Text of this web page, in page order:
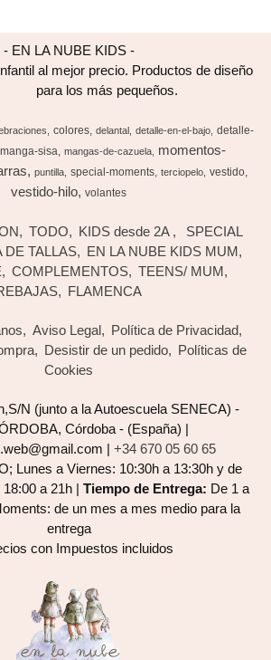
- EN LA NUBE KIDS -
al mejor precio. Productos de diseño
para los más pequeños.
colores delantal detalle-en-el-bajo
detalle-
manga-sisa mangas-de-cazuela
momentos-
puntilla special-moments terciopelo vestido
vestido-hilo volantes
TODO KIDS desde 2A
SPECIAL
DE TALLAS
EN LA NUBE KIDS MUM
COMPLEMENTOS
TEENS/ MUM
FLAMENCA
Aviso Legal
Política de Privacidad
Desistir de un pedido
Políticas de
Cookies
N (junto a la Autoescuela SENECA) -
Córdoba - (España) |
| +34 670 05 60 65
Lunes a Viernes: 10:30h a 13:30h y de
a 21h | Tiempo de Entrega: De 1 a
de un mes a mes medio para la
entrega
con Impuestos incluidos